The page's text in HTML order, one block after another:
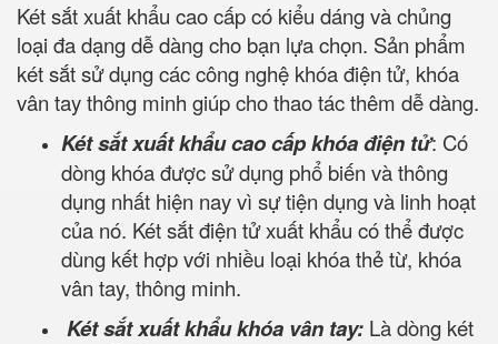
Két sắt xuất khẩu cao cấp có kiểu dáng và chủng
loại đa dạng dễ dàng cho bạn lựa chọn. Sản phẩm
két sắt sử dụng các công nghệ khóa điện tử, khóa
vân tay thông minh giúp cho thao tác thêm dễ dàng.
Két sắt xuất khẩu cao cấp khóa điện tử: Có
dòng khóa được sử dụng phổ biến và thông
dụng nhất hiện nay vì sự tiện dụng và linh hoạt
của nó. Két sắt điện tử xuất khẩu có thể được
dùng kết hợp với nhiều loại khóa thẻ từ, khóa
vân tay, thông minh.
Két sắt xuất khẩu khóa vân tay: Là dòng két